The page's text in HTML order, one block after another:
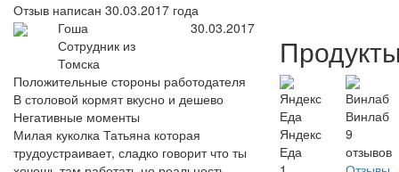
Отзыв написан 30.03.2017 года
Гоша
Сотрудник из
Томска
30.03.2017
Положительные стороны работодателя
В столовой кормят вкусно и дешево
Негативные моменты
Милая куколка Татьяна которая
трудоустраивает, сладко говорит что ты
Яндекс
Еда
Винлаб
9
отзывов